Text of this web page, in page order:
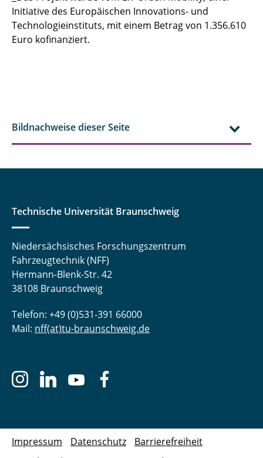
Initiative des Europäischen Innovations- und
Technologieinstituts, mit einem Betrag von 1.356.610
Euro kofinanziert.
Bildnachweise dieser Seite
Technische Universität Braunschweig
Niedersächsisches Forschungszentrum
Fahrzeugtechnik (NFF)
Hermann-Blenk-Str. 42
38108 Braunschweig
Telefon: +49 (0)531-391 66000
Mail: nff(at)tu-braunschweig.de
Impressum Datenschutz Barrierefreiheit